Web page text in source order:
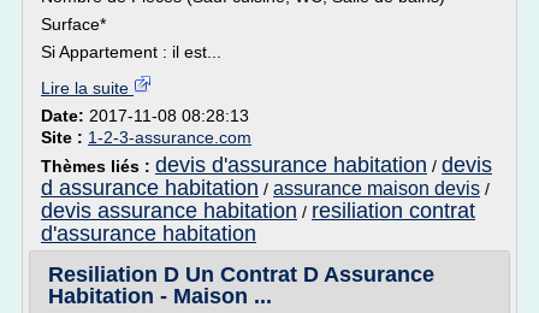
Surface*
Si Appartement : il est...
Lire la suite
Date: 2017-11-08 08:28:13
Site : 1-2-3-assurance.com
Thèmes liés : devis d'assurance habitation / devis
d assurance habitation / assurance maison devis /
devis assurance habitation / resiliation contrat
d'assurance habitation
Resiliation D Un Contrat D Assurance
Habitation - Maison ...